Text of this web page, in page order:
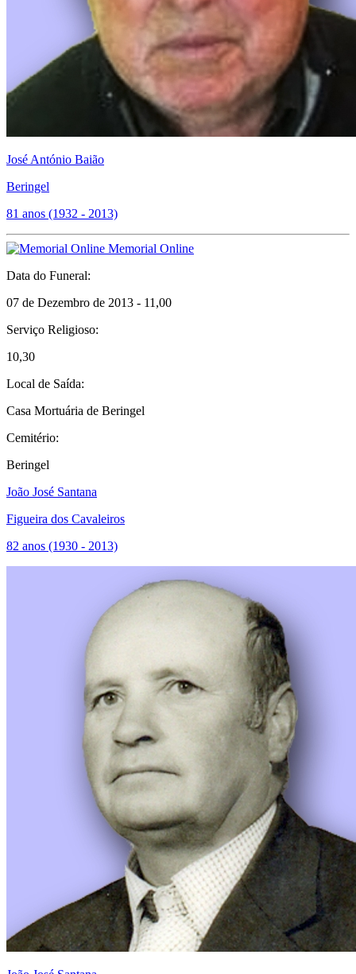
José António Baião
Beringel
81 anos (1932 - 2013)
Memorial Online
Data do Funeral:
07 de Dezembro de 2013 - 11,00
Serviço Religioso:
10,30
Local de Saída:
Casa Mortuária de Beringel
Cemitério:
Beringel
João José Santana
Figueira dos Cavaleiros
82 anos (1930 - 2013)